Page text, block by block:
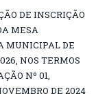
DE INSCRIÇÃO
MESA
MUNICIPAL DE
NOS TERMOS
Nº 01,
DE 2024